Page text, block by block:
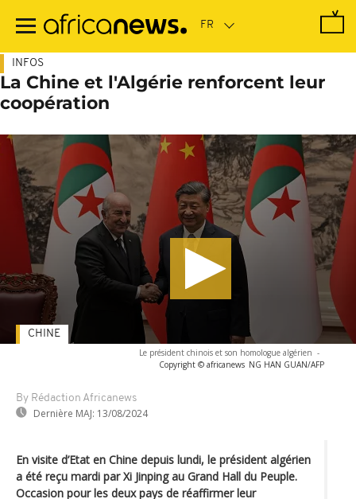
contenu
INFOS
La Chine et l'Algérie renforcent leur
coopération
Le président chinois et son homologue algérien -
Copyright © africanews NG HAN GUAN/AFP
By Rédaction Africanews
Dernière MAJ: 13/08/2024
CHINE
En visite d’Etat en Chine depuis lundi, le président algérien
a été reçu mardi par Xi Jinping au Grand Hall du Peuple.
Occasion pour les deux pays de réaffirmer leur